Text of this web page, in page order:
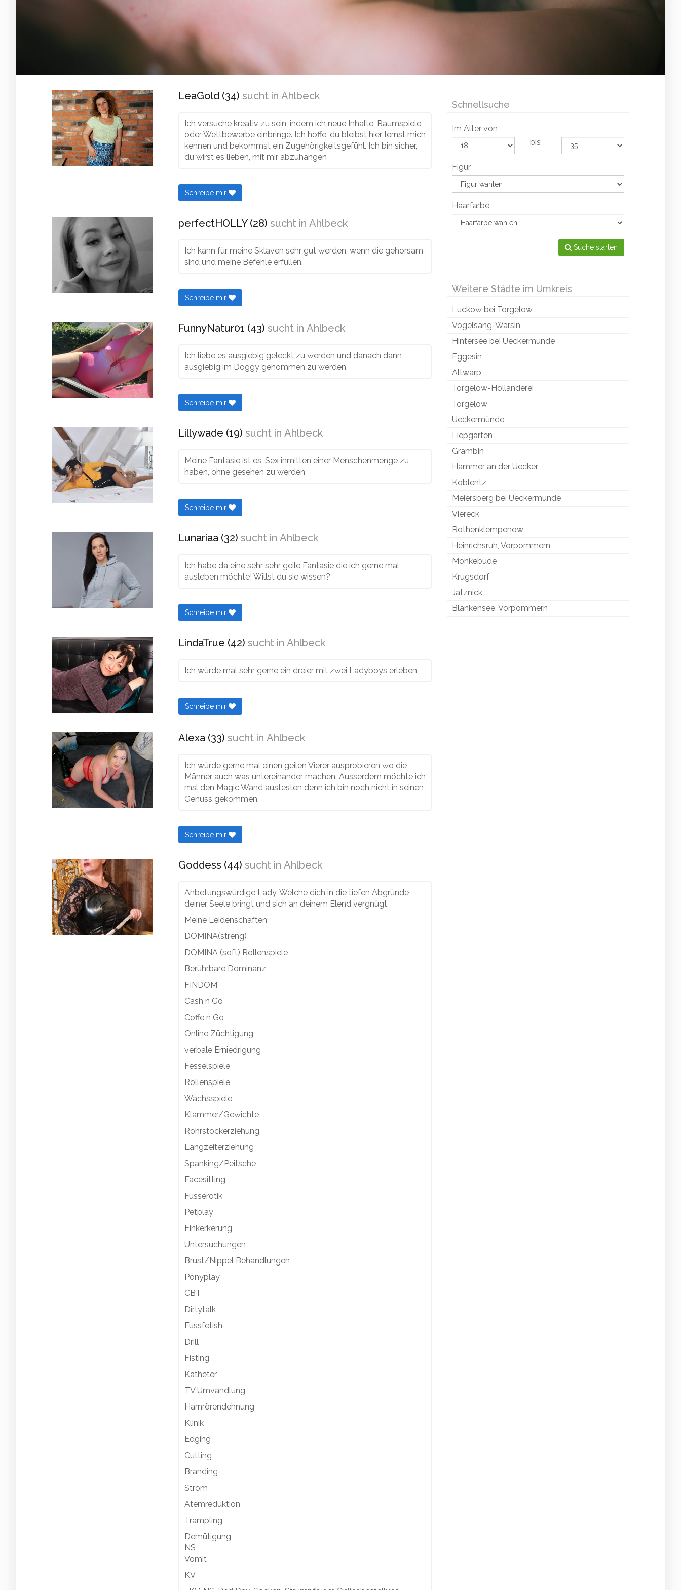
LeaGold (34) sucht in Ahlbeck
Ich versuche kreativ zu sein, indem ich neue Inhalte, Raumspiele
oder Wettbewerbe einbringe. Ich hoffe, du bleibst hier, lernst mich
kennen und bekommst ein Zugehörigkeitsgefühl. Ich bin sicher,
du wirst es lieben, mit mir abzuhängen
Schreibe mir
perfectHOLLY (28) sucht in Ahlbeck
Ich kann für meine Sklaven sehr gut werden, wenn die gehorsam
sind und meine Befehle erfüllen.
Schreibe mir
FunnyNatur01 (43) sucht in Ahlbeck
Ich liebe es ausgiebig geleckt zu werden und danach dann
ausgiebig im Doggy genommen zu werden.
Schreibe mir
Lillywade (19) sucht in Ahlbeck
Meine Fantasie ist es, Sex inmitten einer Menschenmenge zu
haben, ohne gesehen zu werden
Schreibe mir
Lunariaa (32) sucht in Ahlbeck
Ich habe da eine sehr sehr geile Fantasie die ich gerne mal
ausleben möchte! Willst du sie wissen?
Schreibe mir
LindaTrue (42) sucht in Ahlbeck
Ich würde mal sehr gerne ein dreier mit zwei Ladyboys erleben
Schreibe mir
Alexa (33) sucht in Ahlbeck
Ich würde gerne mal einen geilen Vierer ausprobieren wo die
Männer auch was untereinander machen. Ausserdem möchte ich
msl den Magic Wand austesten denn ich bin noch nicht in seinen
Genuss gekommen.
Schreibe mir
Goddess (44) sucht in Ahlbeck
Anbetungswürdige Lady. Welche dich in die tiefen Abgründe
deiner Seele bringt und sich an deinem Elend vergnügt.
Meine Leidenschaften
DOMINA(streng)
DOMINA (soft) Rollenspiele
Berührbare Dominanz
FINDOM
Cash n Go
Coffe n Go
Online Züchtigung
verbale Erniedrigung
Fesselspiele
Rollenspiele
Wachsspiele
Klammer/Gewichte
Rohrstockerziehung
Langzeiterziehung
Spanking/Peitsche
Facesitting
Fusserotik
Petplay
Einkerkerung
Untersuchungen
Brust/Nippel Behandlungen
Ponyplay
CBT
Dirtytalk
Fussfetish
Drill
Fisting
Katheter
TV Umvandlung
Harnrörendehnung
Klinik
Edging
Cutting
Branding
Strom
Atemreduktion
Trampling
Demütigung
NS
Vomit
KV
Schnellsuche
Im Alter von
bis
Figur
Haarfarbe
Suche starten
Weitere Städte im Umkreis
Luckow bei Torgelow
Vogelsang-Warsin
Hintersee bei Ueckermünde
Eggesin
Altwarp
Torgelow-Holländerei
Torgelow
Ueckermünde
Liepgarten
Grambin
Hammer an der Uecker
Koblentz
Meiersberg bei Ueckermünde
Viereck
Rothenklempenow
Heinrichsruh, Vorpommern
Mönkebude
Krugsdorf
Jatznick
Blankensee, Vorpommern